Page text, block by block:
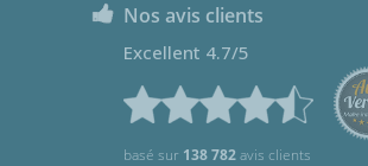
Nos avis clients
Excellent 4.7/5
basé sur 138 782avis clients